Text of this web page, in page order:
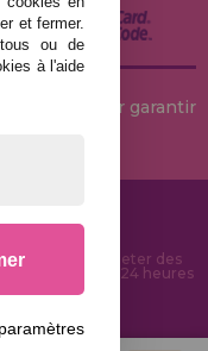
pour garantir
ligne pour acheter des
rapide en 24 heures
et fermer.
ou de
à l'aide